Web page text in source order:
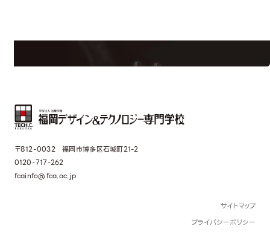
〒812-0032 福岡市博多区石城町21-2
0120-717-262
fcainfo@fca.ac.jp
サイトマップ
プライバシーポリシー